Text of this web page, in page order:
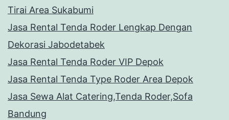
Tirai Area Sukabumi
Jasa Rental Tenda Roder Lengkap Dengan
Dekorasi Jabodetabek
Jasa Rental Tenda Roder VIP Depok
Jasa Rental Tenda Type Roder Area Depok
Jasa Sewa Alat Catering,Tenda Roder,Sofa
Bandung